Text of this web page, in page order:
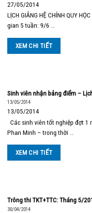
27/05/2014
LỊCH GIẢNG HỆ CHÍNH QUY
gian 5 tuần: 9/6 …
XEM CHI TIẾT
Sinh viên nhận bảng điểm –
13/05/2014
13/05/2014
Các sinh viên tốt nghiệp đợt 1
Phan Minh – trong thời …
XEM CHI TIẾT
Trông thi TKT+TTC: Tháng 5/
30/04/2014